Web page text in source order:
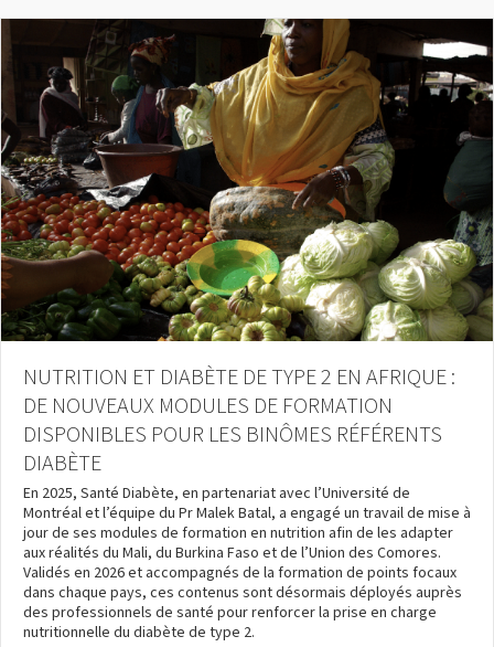
PROGRAMME MALI
PROGRAMME UNION DES COMORES
FRANCE
NUTRITION ET DIABÈTE DE TYPE 2 EN AFRIQUE :
DE NOUVEAUX MODULES DE FORMATION
DISPONIBLES POUR LES BINÔMES RÉFÉRENTS
DIABÈTE
En 2025, Santé Diabète, en partenariat avec l’Université de
Montréal et l’équipe du Pr Malek Batal, a engagé un travail de mise à
jour de ses modules de formation en nutrition afin de les adapter
aux réalités du Mali, du Burkina Faso et de l’Union des Comores.
Validés en 2026 et accompagnés de la formation de points focaux
dans chaque pays, ces contenus sont désormais déployés auprès
des professionnels de santé pour renforcer la prise en charge
nutritionnelle du diabète de type 2.